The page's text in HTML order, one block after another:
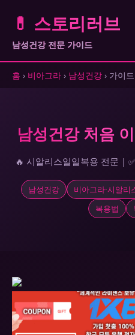
💊 스토리러브
남성건강 전문 가이드
홈 › 비아그라 › 남성건강 › 가이드
남성건강 처음
🔥 시알리스일일복용 전문 |
남성건강 비아그라·시알리
복용법